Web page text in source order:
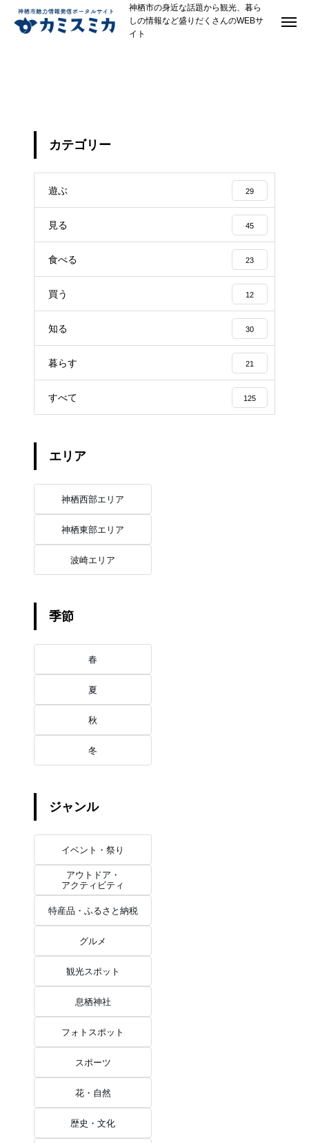
神栖市の身近な話題から観光、暮ら
しの情報など盛りだくさんのWEBサ
イト
カテゴリー
遊ぶ 29
見る 45
食べる 23
買う 12
知る 30
暮らす 21
すべて 125
エリア
神栖西部エリア
神栖東部エリア
波崎エリア
季節
春
夏
秋
冬
ジャンル
イベント・祭り
アウトドア・
アクティビティ
特産品・ふるさと納税
グルメ
観光スポット
息栖神社
フォトスポット
スポーツ
花・自然
歴史・文化